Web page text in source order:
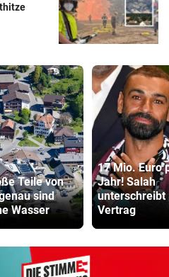
Teile von
sind
Wasser
17 Mio. Euro
Jahr! Salah
unterschreibt
Vertrag